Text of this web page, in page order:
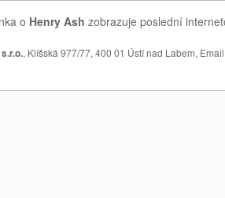
o Henry Ash zobrazuje poslední
, Klíšská 977/77, 400 01 Ústí nad Labem,